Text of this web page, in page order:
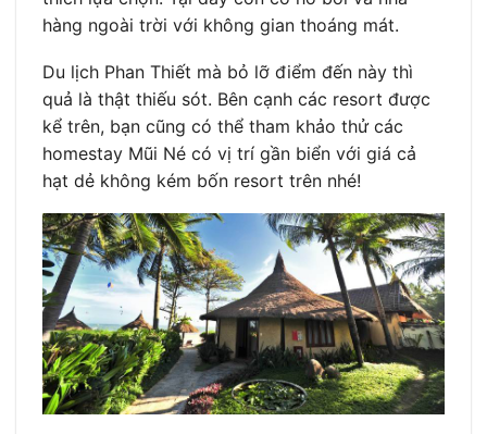
hàng ngoài trời với không gian thoáng mát.
Du lịch Phan Thiết mà bỏ lỡ điểm đến này thì
quả là thật thiếu sót. Bên cạnh các resort được
kể trên, bạn cũng có thể tham khảo thử các
homestay Mũi Né có vị trí gần biển với giá cả
hạt dẻ không kém bốn resort trên nhé!